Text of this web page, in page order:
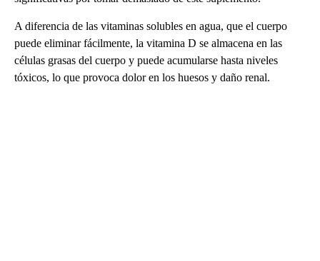
A diferencia de las vitaminas solubles en agua, que el cuerpo
puede eliminar fácilmente, la vitamina D se almacena en las
células grasas del cuerpo y puede acumularse hasta niveles
tóxicos, lo que provoca dolor en los huesos y daño renal.